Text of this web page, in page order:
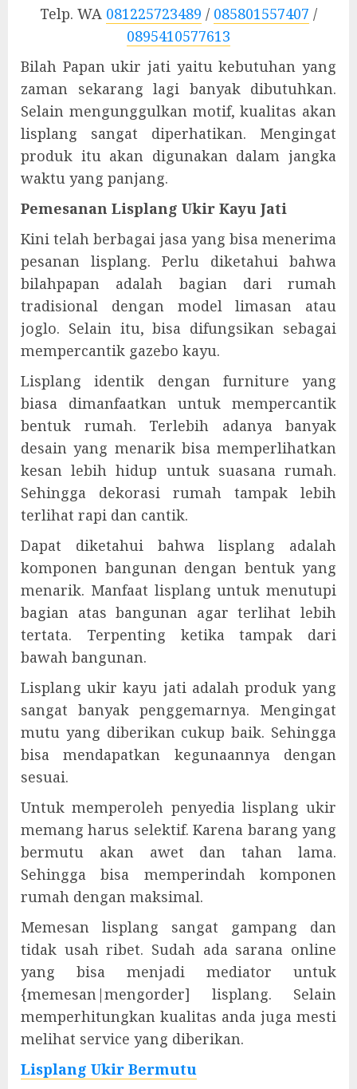
Telp. WA 081225723489 / 085801557407 /
0895410577613
Bilah Papan ukir jati yaitu kebutuhan yang
zaman sekarang lagi banyak dibutuhkan.
Selain mengunggulkan motif, kualitas akan
lisplang sangat diperhatikan. Mengingat
produk itu akan digunakan dalam jangka
waktu yang panjang.
Pemesanan Lisplang Ukir Kayu Jati
Kini telah berbagai jasa yang bisa menerima
pesanan lisplang. Perlu diketahui bahwa
bilahpapan adalah bagian dari rumah
tradisional dengan model limasan atau
joglo. Selain itu, bisa difungsikan sebagai
mempercantik gazebo kayu.
Lisplang identik dengan furniture yang
biasa dimanfaatkan untuk mempercantik
bentuk rumah. Terlebih adanya banyak
desain yang menarik bisa memperlihatkan
kesan lebih hidup untuk suasana rumah.
Sehingga dekorasi rumah tampak lebih
terlihat rapi dan cantik.
Dapat diketahui bahwa lisplang adalah
komponen bangunan dengan bentuk yang
menarik. Manfaat lisplang untuk menutupi
bagian atas bangunan agar terlihat lebih
tertata. Terpenting ketika tampak dari
bawah bangunan.
Lisplang ukir kayu jati adalah produk yang
sangat banyak penggemarnya. Mengingat
mutu yang diberikan cukup baik. Sehingga
bisa mendapatkan kegunaannya dengan
sesuai.
Untuk memperoleh penyedia lisplang ukir
memang harus selektif. Karena barang yang
bermutu akan awet dan tahan lama.
Sehingga bisa memperindah komponen
rumah dengan maksimal.
Memesan lisplang sangat gampang dan
tidak usah ribet. Sudah ada sarana online
yang bisa menjadi mediator untuk
{memesan|mengorder] lisplang. Selain
memperhitungkan kualitas anda juga mesti
melihat service yang diberikan.
Lisplang Ukir Bermutu